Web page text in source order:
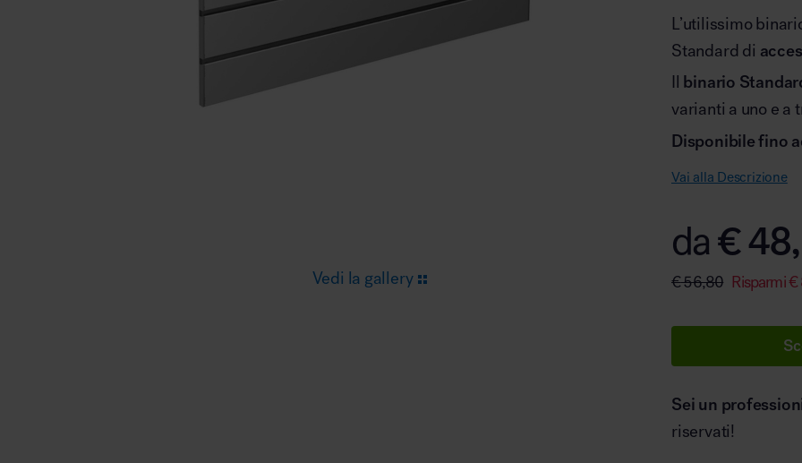
Illuminazione
Area riunione e convegni
Vedi la gallery
L’utilissimo
Standard di
Il binario
varianti a uno e a
Disponibile fino
Vai alla Descrizione
da€
€56,80 Risparmi€
Sei un
riservati!